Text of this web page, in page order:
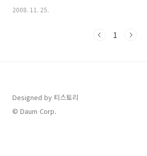
2005를 먼저깔고 VS2008을 나중에 설치하였습
합도 이전경우와 동일하게 설치하면 되겠거니 생
2008. 11. 25.
1
Designed by 티스토리
© Daum Corp.